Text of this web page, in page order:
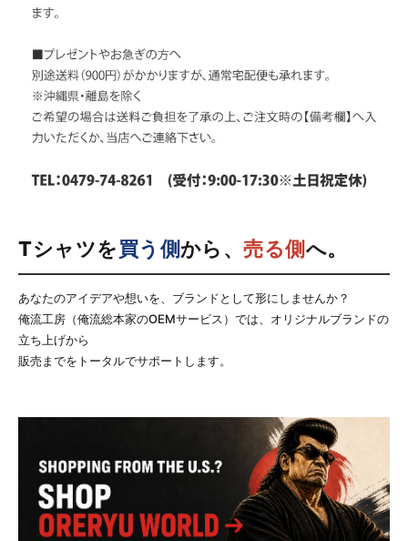
Tシャツを買う側から、売る側へ。
あなたのアイデアや想いを、ブランドとして形にしませんか？
俺流工房（俺流総本家のOEMサービス）では、オリジナルブランドの
立ち上げから
販売までをトータルでサポートします。